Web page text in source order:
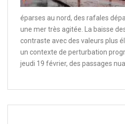
éparses au nord, des rafales
une mer très agitée. La baisse
contraste avec des valeurs plus
un contexte de perturbation
jeudi 19 février, des passages